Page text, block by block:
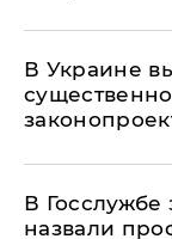
В Украине
В Госслужбе
назвали